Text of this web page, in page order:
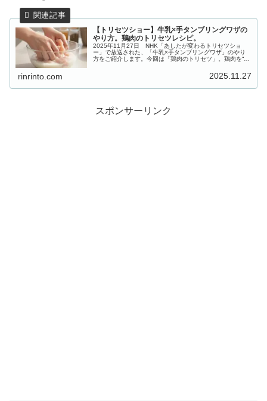
【トリセツショー】牛乳×手タンブリングワザの
やり方。鶏肉のトリセツレシピ。
2025年11月27日 NHK「あしたが変わるトリセツショ
ー」で放送された、「牛乳×手タンブリングワザ」のやり
方をご紹介します。今回は「鶏肉のトリセツ」。鶏肉を“つ
rinrinto.com 2025.11.27
スポンサーリンク